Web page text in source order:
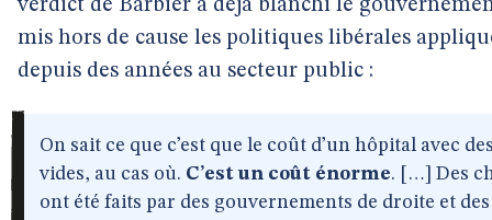
verdict de Barbier a déjà blanchi le
mis hors de cause les politiques libérales
depuis des années au secteur public :
On sait ce que c’est que le coût d’un hôpital avec
vides, au cas où. C’est un coût énorme. […] Des
ont été faits par des gouvernements de droite et des